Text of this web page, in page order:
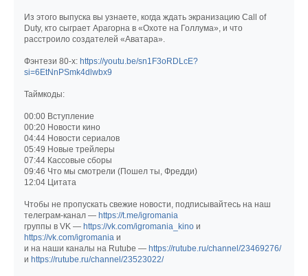
Из этого выпуска вы узнаете, когда ждать экранизацию Call of
Duty, кто сыграет Арагорна в «Охоте на Голлума», и что
расстроило создателей «Аватара».
Фэнтези 80-х: https://youtu.be/sn1F3oRDLcE?
si=6EtNnPSmk4dlwbx9
Таймкоды:
00:00 Вступление
00:20 Новости кино
04:44 Новости сериалов
05:49 Новые трейлеры
07:44 Кассовые сборы
09:46 Что мы смотрели (Пошел ты, Фредди)
12:04 Цитата
Чтобы не пропускать свежие новости, подписывайтесь на наш
телеграм-канал — https://t.me/igromania
группы в VK — https://vk.com/igromania_kino и
https://vk.com/igromania и
и на наши каналы на Rutube — https://rutube.ru/channel/23469276/
и https://rutube.ru/channel/23523022/